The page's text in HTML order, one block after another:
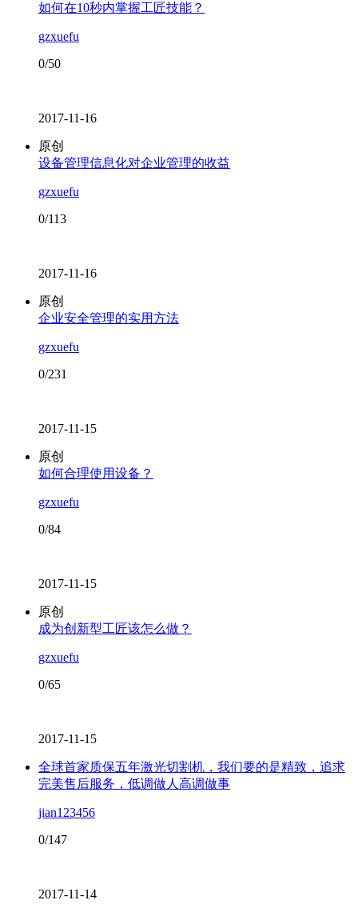
如何在10秒内掌握工匠技能？
gzxuefu
0/50
2017-11-16
原创
设备管理信息化对企业管理的收益
gzxuefu
0/113
2017-11-16
原创
企业安全管理的实用方法
gzxuefu
0/231
2017-11-15
原创
如何合理使用设备？
gzxuefu
0/84
2017-11-15
原创
成为创新型工匠该怎么做？
gzxuefu
0/65
2017-11-15
全球首家质保五年激光切割机，我们要的是精致，追求
完美售后服务，低调做人高调做事
jian123456
0/147
2017-11-14